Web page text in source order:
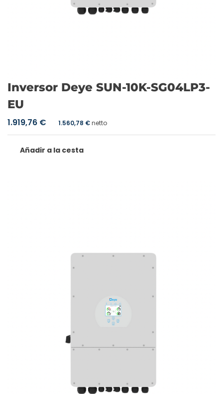
Inversor Deye SUN-10K-SG04LP3-
EU
1.919,76 € 1.560,78 €netto
Añadir a la cesta